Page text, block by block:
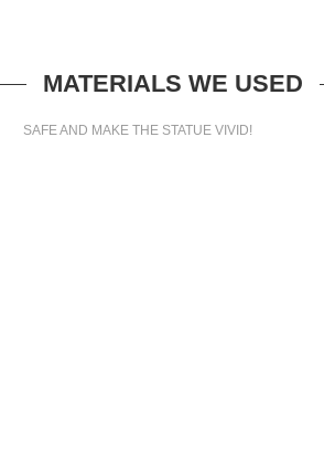
MATERIALS WE USED
SAFE AND MAKE THE STATUE VIVID!